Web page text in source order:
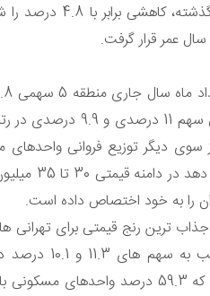
سنی در مقایسه
سوی دیگر توزیع فروانی
را به خود اختصاص داده است.
35 تا 40